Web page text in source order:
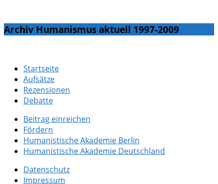
Archiv Humanismus aktuell 1997-2009
Startseite
Aufsätze
Rezensionen
Debatte
Beitrag einreichen
Fördern
Humanistische Akademie Berlin
Humanistische Akademie Deutschland
Datenschutz
Impressum